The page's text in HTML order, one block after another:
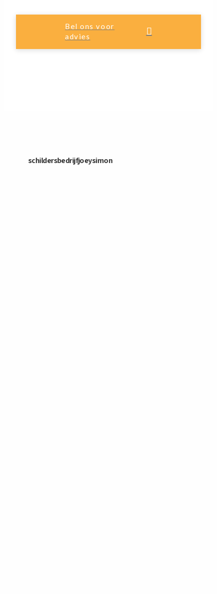
Bel ons voor
advies
schildersbedrijfjoeysimon